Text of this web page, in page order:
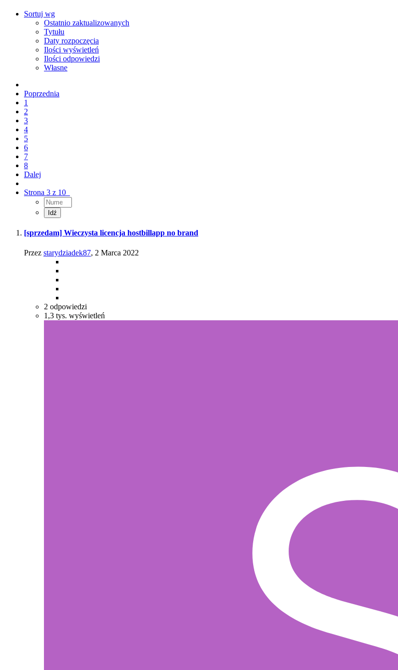
Sortuj wg
Ostatnio zaktualizowanych
Tytułu
Daty rozpoczęcia
Ilości wyświetleń
Ilości odpowiedzi
Własne
Poprzednia
1
2
3
4
5
6
7
8
Dalej
Strona 3 z 10
[sprzedam] Wieczysta licencja hostbillapp no brand
Przez starydziadek87, 2 Marca 2022
2 odpowiedzi
1,3 tys. wyświetleń